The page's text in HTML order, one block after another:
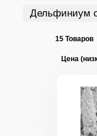
Дельфиниум
15